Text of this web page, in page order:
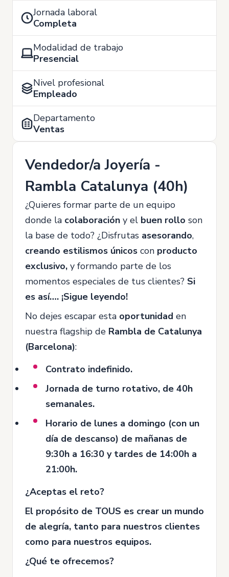
Jornada laboral
Completa
Modalidad de trabajo
Presencial
Nivel profesional
Empleado
Departamento
Ventas
Vendedor/a Joyería -
Rambla Catalunya (40h)
¿Quieres formar parte de un equipo
donde la colaboración y el buen rollo son
la base de todo? ¿Disfrutas asesorando,
creando estilismos únicos con producto
exclusivo, y formando parte de los
momentos especiales de tus clientes? Si
es así…. ¡Sigue leyendo!
No dejes escapar esta oportunidad en
nuestra flagship de Rambla de Catalunya
(Barcelona):
Contrato indefinido.
Jornada de turno rotativo, de 40h
semanales.
Horario de lunes a domingo (con un
día de descanso) de mañanas de
9:30h a 16:30 y tardes de 14:00h a
21:00h.
¿Aceptas el reto?
El propósito de TOUS es crear un mundo
de alegría, tanto para nuestros clientes
como para nuestros equipos.
¿Qué te ofrecemos?